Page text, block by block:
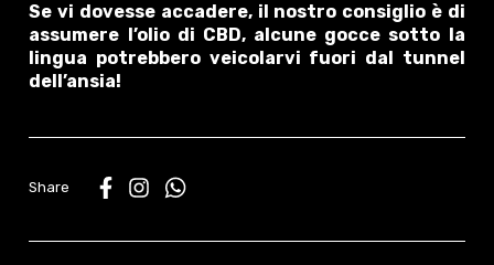
Se vi dovesse accadere, il nostro consiglio è di
assumere l’olio di CBD, alcune gocce sotto la
lingua potrebbero veicolarvi fuori dal tunnel
dell’ansia!